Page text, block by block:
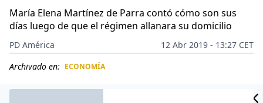
María Elena Martínez de Parra contó cómo son sus
días luego de que el régimen allanara su domicilio
PD América
12 Abr 2019 - 13:27 CET
Archivado en: ECONOMÍA